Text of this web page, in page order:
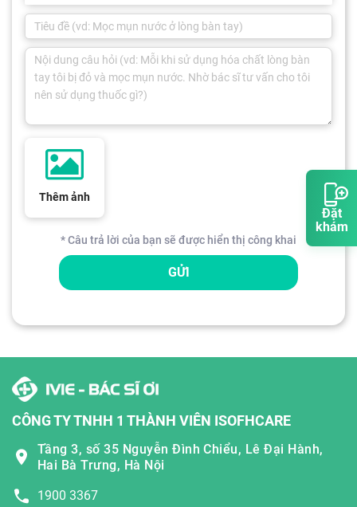
Đặt
khám
Thêm ảnh
* Câu trả lời của bạn sẽ được hiển thị công khai
GỬI
CÔNG TY TNHH 1 THÀNH VIÊN ISOFHCARE
Tầng 3, số 35 Nguyễn Đình Chiểu, Lê Đại Hành,
Hai Bà Trưng, Hà Nội
1900 3367